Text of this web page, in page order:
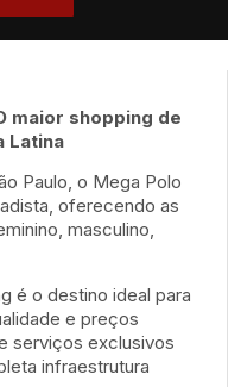
maior shopping de
Latina
Paulo, o Mega Polo
oferecendo as
masculino,
é o destino ideal para
e preços
serviços exclusivos
infraestrutura